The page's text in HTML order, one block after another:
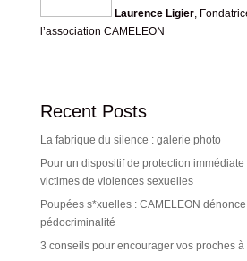
Laurence Ligier,
l’association CAMELEON
Recent Posts
La fabrique du silence : galerie photo
Pour un dispositif de protection
victimes de violences sexuelles
Poupées s*xuelles : CAMELEON
pédocriminalité
3 conseils pour encourager vos proches